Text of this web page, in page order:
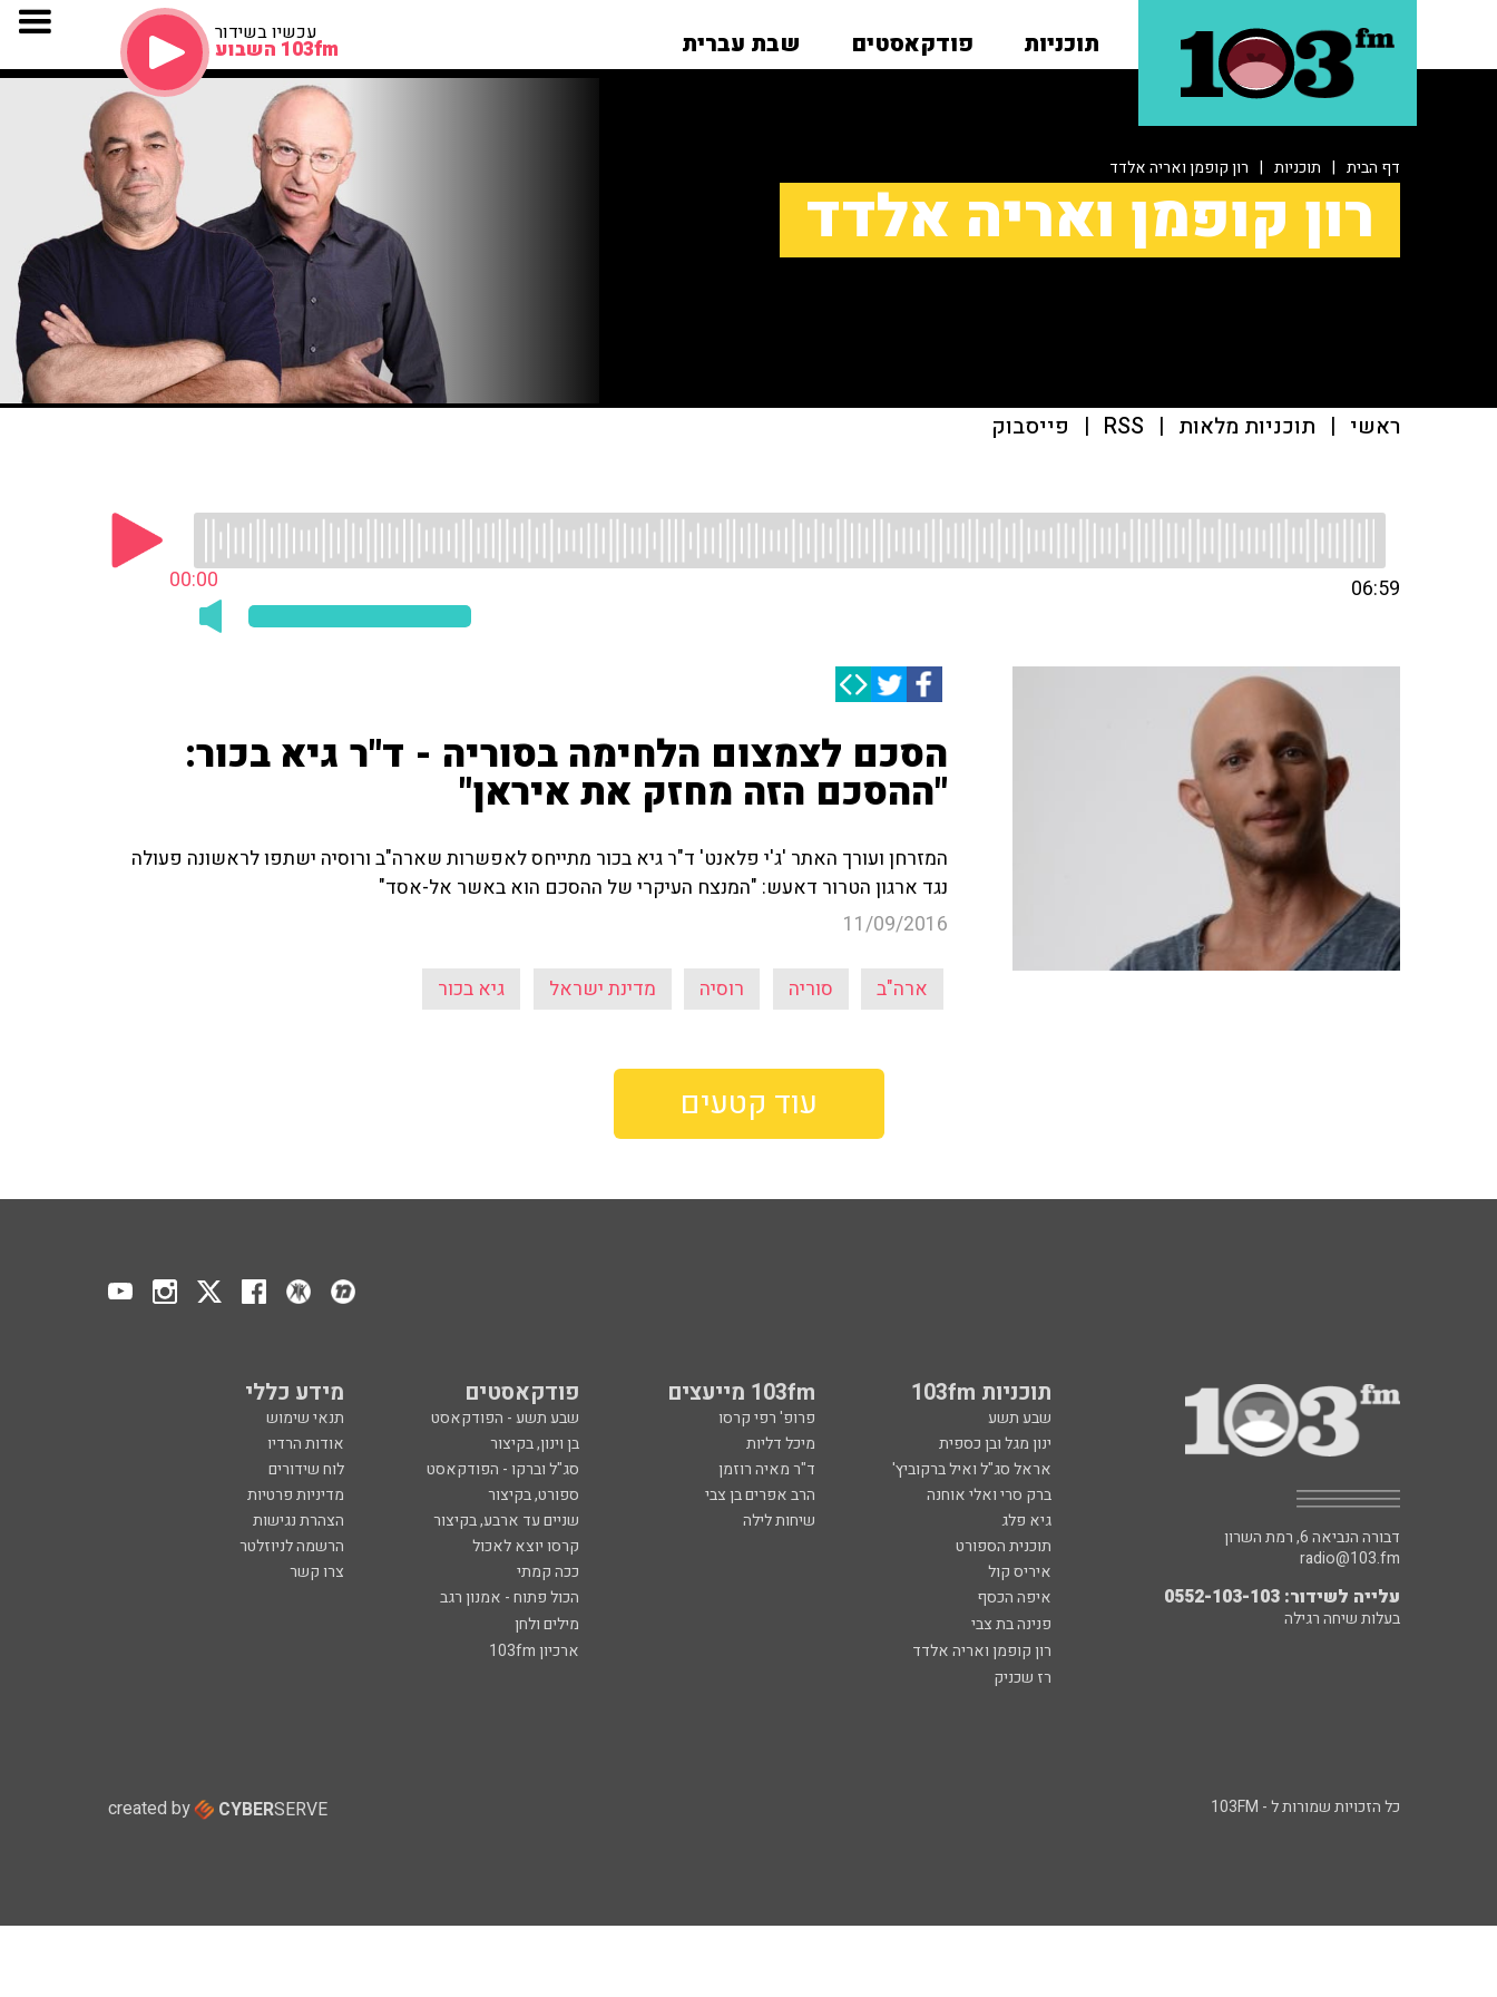
תוכניות פודקאסטים שבת עברית עכשיו בשידור
103fm השבוע
דף הבית | תוכניות | רון קופמן ואריה אלדד
רון קופמן ואריה אלדד
ראשי | תוכניות מלאות |
RSS
| פייסבוק
00:00 06:59
הסכם לצמצום הלחימה בסוריה - ד"ר גיא בכור:
"ההסכם הזה מחזק את איראן"
המזרחן ועורך האתר 'ג'י פלאנט' ד"ר גיא בכור מתייחס לאפשרות שארה"ב ורוסיה ישתפו לראשונה פעולה
נגד ארגון הטרור דאעש: "המנצח העיקרי של ההסכם הוא באשר אל-אסד"
11/09/2016
ארה"ב סוריה רוסיה מדינת ישראל גיא בכור
עוד קטעים
תוכניות 103fm 103fm מייעצים פודקאסטים מידע כללי
שבע תשע פרופ' רפי קרסו שבע תשע - הפודקאסט
תנאי שימוש
ינון מגל ובן כספית
מיכל דליות בן וינון, בקיצור
אודות הרדיו
אראל סג"ל ואיל ברקוביץ'
ד"ר מאיה רוזמן סג"ל וברקו - הפודקאסט
לוח שידורים
ברק סרי ואלי אוחנה
הרב אפרים בן צבי ספורט, בקיצור
מדיניות פרטיות
גיא פלג
שיחות לילה שניים עד ארבע, בקיצור
הצהרת נגישות
תוכנית הספורט
קרסו יוצא לאכול
הרשמה לניוזלטר
איריס קול
ככה קמתי
צרו קשר
איפה הכסף
הכול פתוח - אמנון רגב
פנינה בת צבי
מילים ולחן
רון קופמן ואריה אלדד
ארכיון 103fm
רז שכניק
דבורה הנביאה 6, רמת השרון
radio@103.fm
עלייה לשידור: 0552-103-103
בעלות שיחה רגילה
כל הזכויות שמורות ל - 103FM created by CYBERSERVE